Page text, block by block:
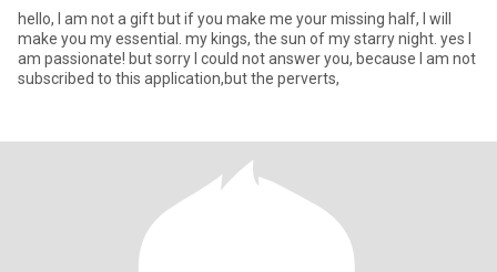
hello, I am not a gift but if you make me your missing half, I will
make you my essential. my kings, the sun of my starry night. yes I
am passionate! but sorry I could not answer you, because I am not
subscribed to this application,but the perverts,